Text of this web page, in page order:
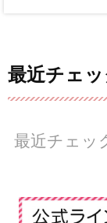
最近チェ
最近チェッ